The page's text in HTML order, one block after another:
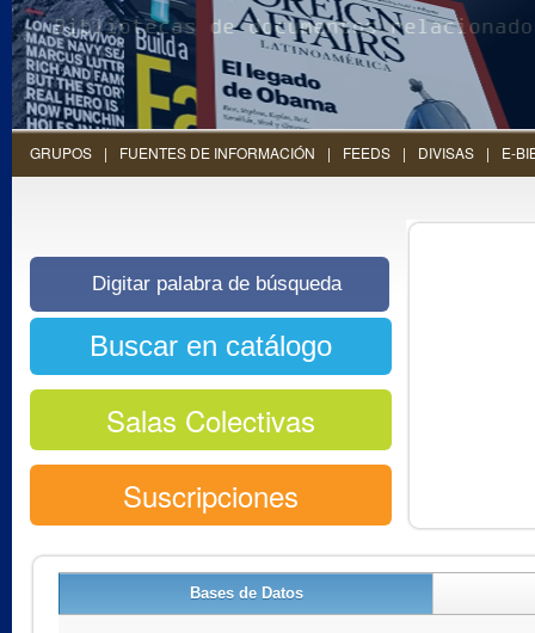
GRUPOS FUENTES DE INFORMACIÓN FEEDS DIVISAS E-
Salas Colectivas
Suscripciones